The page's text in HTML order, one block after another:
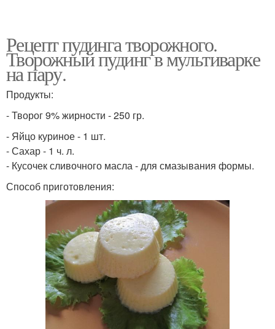
Рецепт пудинга творожного.
Творожный пудинг в мультиварке
на пару.
Продукты:
- Творог 9% жирности - 250 гр.
- Яйцо куриное - 1 шт.
- Сахар - 1 ч. л.
- Кусочек сливочного масла - для смазывания формы.
Способ приготовления: